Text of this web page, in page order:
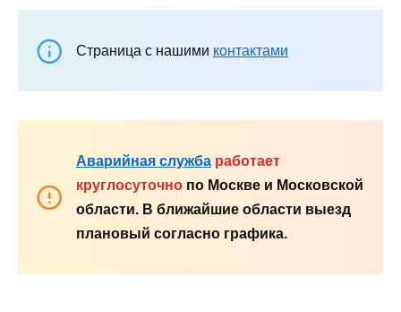
Страница с нашими контактами
Аварийная служба работает
круглосуточно по Москве и Московской
области. В ближайшие области выезд
плановый согласно графика.